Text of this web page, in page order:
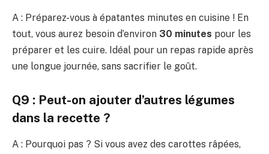
A : Préparez-vous à épatantes minutes en cuisine ! En
tout, vous aurez besoin d’environ 30 minutes pour les
préparer et les cuire. Idéal pour un repas rapide après
une longue journée, sans sacrifier le goût.
Q9 : Peut-on ajouter d’autres légumes
dans la recette ?
A : Pourquoi pas ? Si vous avez des carottes râpées,